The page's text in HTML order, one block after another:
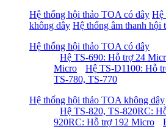
Hệ thống hội thảo TOA có dây Hệ
không dây Hệ thống âm thanh hội
Hệ thống hội thảo TOA có dây
Hệ TS-690: Hỗ trợ 24
Micro
Hệ TS-D1100: Hỗ
TS-780, TS-770
Hệ thống hội thảo TOA không dây
Hệ TS-820, TS-820RC:
920RC: Hỗ trợ 192 Micro